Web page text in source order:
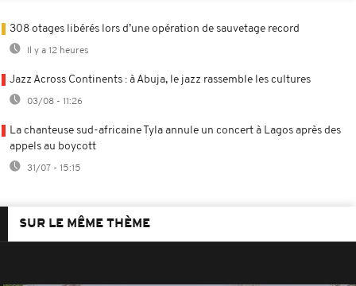
308 otages libérés lors d’une opération de sauvetage record
Il y a 12 heures
Jazz Across Continents : à Abuja, le jazz rassemble les cultures
03/08 - 11:26
La chanteuse sud-africaine Tyla annule un concert à Lagos après des
appels au boycott
31/07 - 15:15
SUR LE MÊME THÈME